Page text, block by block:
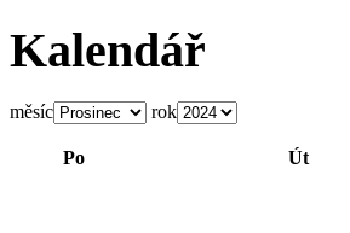
Kalendář
měsíc rok
Po Út